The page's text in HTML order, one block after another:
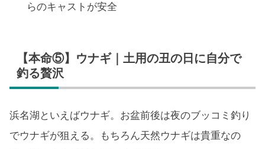
らのキャストが安全
【本命⑤】ウナギ｜土用の丑の日に自分で
釣る贅沢
浜名湖といえばウナギ。お盆前後は夜のブッコミ釣り
でウナギが狙える。もちろん天然ウナギは貴重なの